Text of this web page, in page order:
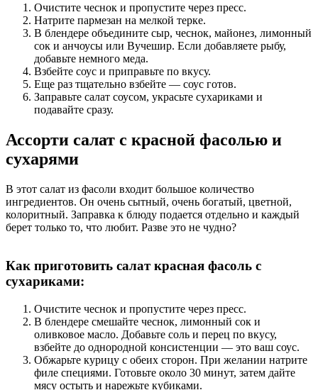
Очистите чеснок и пропустите через пресс.
Натрите пармезан на мелкой терке.
В блендере объедините сыр, чеснок, майонез, лимонный
сок и анчоусы или Вучешир. Если добавляете рыбу,
добавьте немного меда.
Взбейте соус и приправьте по вкусу.
Еще раз тщательно взбейте — соус готов.
Заправьте салат соусом, украсьте сухариками и
подавайте сразу.
Ассорти салат с красной фасолью и
сухарями
В этот салат из фасоли входит большое количество
ингредиентов. Он очень сытный, очень богатый, цветной,
колоритный. Заправка к блюду подается отдельно и каждый
берет только то, что любит. Разве это не чудно?
Как приготовить салат красная фасоль с
сухариками:
Очистите чеснок и пропустите через пресс.
В блендере смешайте чеснок, лимонный сок и
оливковое масло. Добавьте соль и перец по вкусу,
взбейте до однородной консистенции — это ваш соус.
Обжарьте курицу с обеих сторон. При желании натрите
филе специями. Готовьте около 30 минут, затем дайте
мясу остыть и нарежьте кубиками.